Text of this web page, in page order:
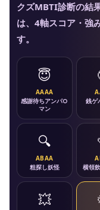
クズMBTI診断の結
は、4軸スコア・強
す。
😇
AAAA
感謝待ちアンパ○
マン
銭ゲ
🔍
ABAA
粗探し妖怪 横領
💥